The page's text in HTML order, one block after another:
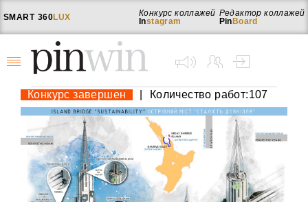
SMART 360LUX
Редактор коллажей
Pin Board
Конкурс коллажей
Instagram
Конкурс завершен Количество работ:107